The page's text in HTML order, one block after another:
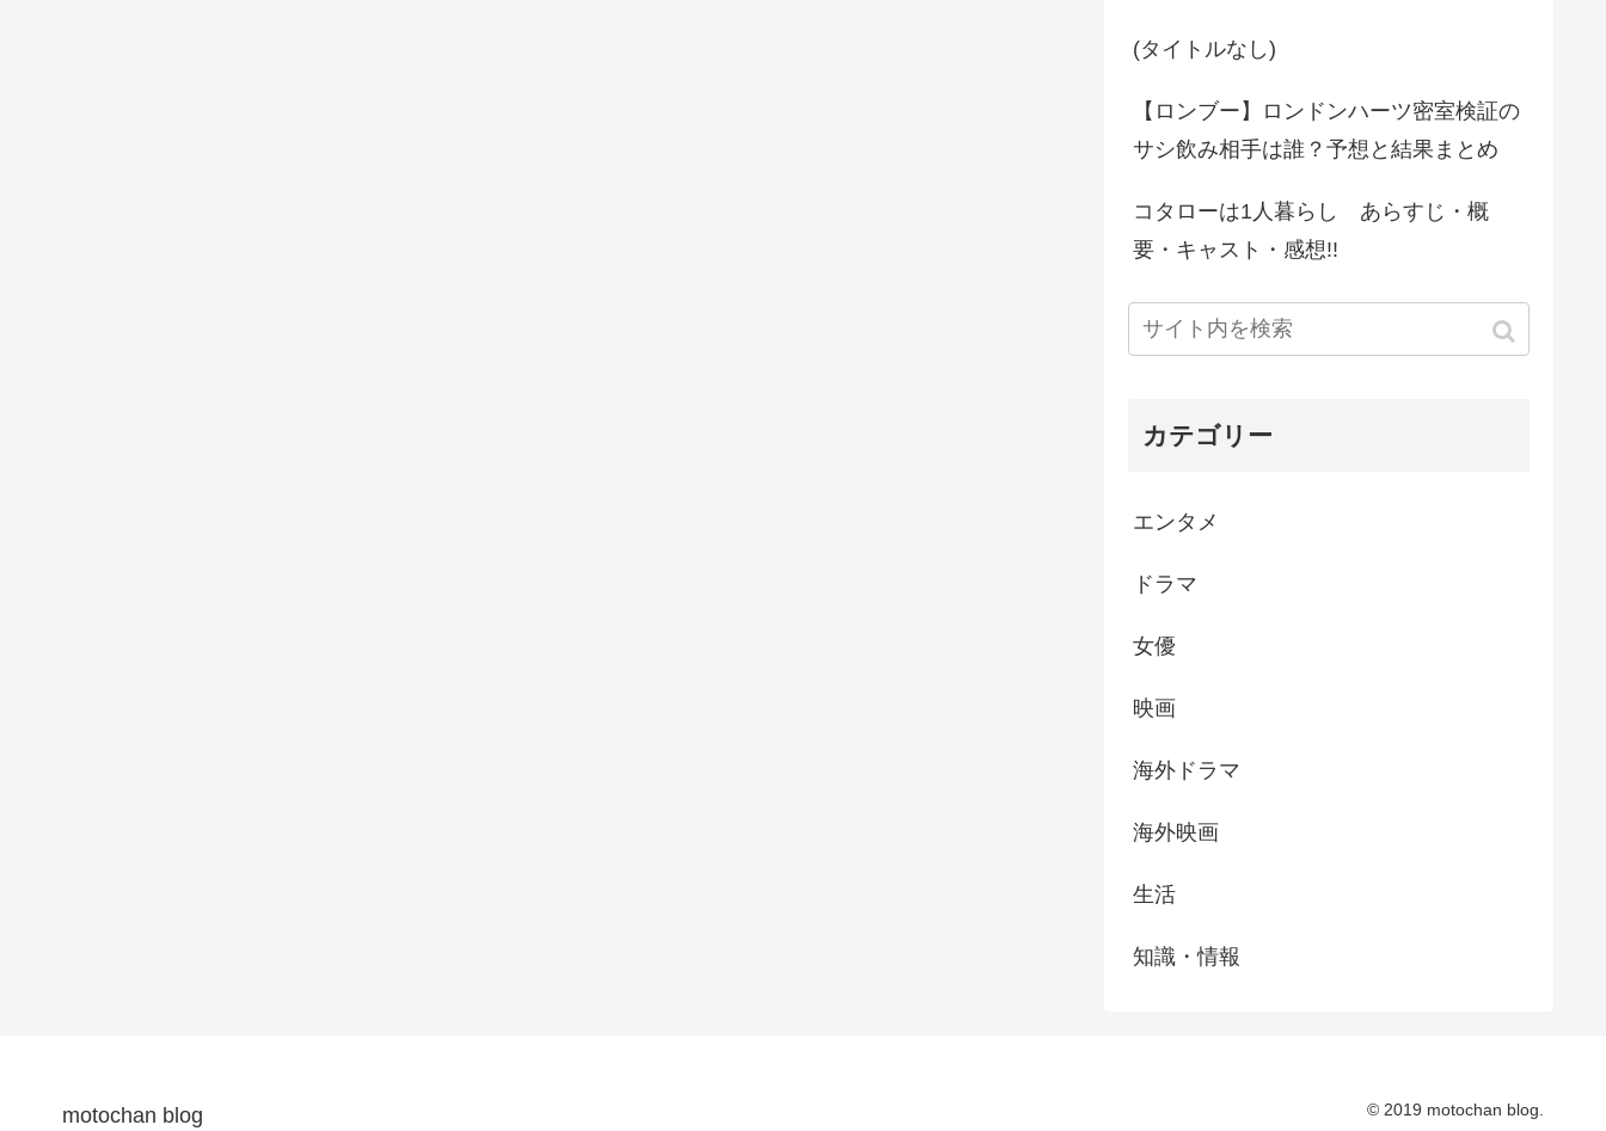
(タイトルなし)
【ロンブー】ロンドンハーツ密室検証の
サシ飲み相手は誰？予想と結果まとめ
コタローは1人暮らし あらすじ・概
要・キャスト・感想!!
カテゴリー
エンタメ
ドラマ
女優
映画
海外ドラマ
海外映画
生活
知識・情報
motochan blog © 2019 motochan blog.